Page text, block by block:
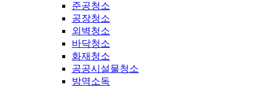
준공청소
공장청소
외벽청소
바닥청소
화재청소
공공시설물청소
방역소독